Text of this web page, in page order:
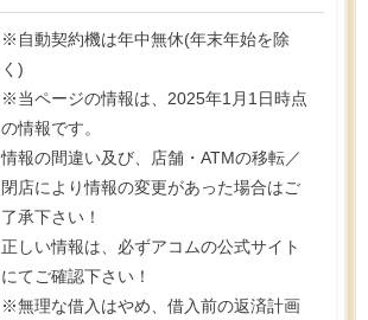
※自動契約機は年中無休(年末年始を除
く)
※当ページの情報は、2025年1月1日時点
の情報です。
情報の間違い及び、店舗・ATMの移転／
閉店により情報の変更があった場合はご
了承下さい！
正しい情報は、必ずアコムの公式サイト
にてご確認下さい！
※無理な借入はやめ、借入前の返済計画